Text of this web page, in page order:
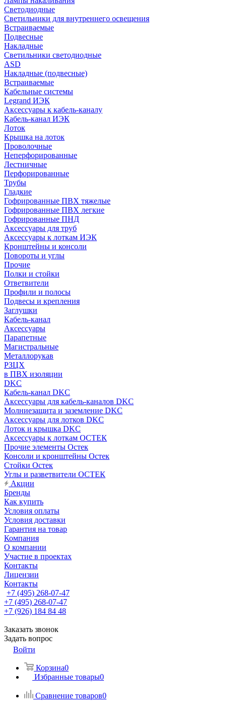
Светодиодные
Светильники для внутреннего освещения
Встраиваемые
Подвесные
Накладные
Светильники светодиодные
ASD
Накладные (подвесные)
Встраиваемые
Кабельные системы
Legrand ИЭК
Аксессуары к кабель-каналу
Кабель-канал ИЭК
Лоток
Крышка на лоток
Проволочные
Неперфорированные
Лестничные
Перфорированные
Трубы
Гладкие
Гофрированные ПВХ тяжелые
Гофрированные ПВХ легкие
Гофрированные ПНД
Аксессуары для труб
Аксессуары к лоткам ИЭК
Кронштейны и консоли
Повороты и углы
Прочие
Полки и стойки
Ответвители
Профили и полосы
Подвесы и крепления
Заглушки
Кабель-канал
Аксессуары
Парапетные
Магистральные
Металлорукав
РЗЦХ
в ПВХ изоляции
DKC
Кабель-канал DKC
Аксессуары для кабель-каналов DKC
Молниезащита и заземление DKC
Аксессуары для лотков DKC
Лоток и крышка DKC
Аксессуары к лоткам ОСТЕК
Прочие элементы Остек
Консоли и кронштейны Остек
Стойки Остек
Углы и разветвители ОСТЕК
Акции
Бренды
Как купить
Условия оплаты
Условия доставки
Гарантия на товар
Компания
О компании
Участие в проектах
Контакты
Лицензии
Контакты
+7 (495) 268-07-47
+7 (495) 268-07-47
+7 (926) 184 84 48
Заказать звонок
Задать вопрос
Войти
Корзина0
Избранные товары0
Сравнение товаров0